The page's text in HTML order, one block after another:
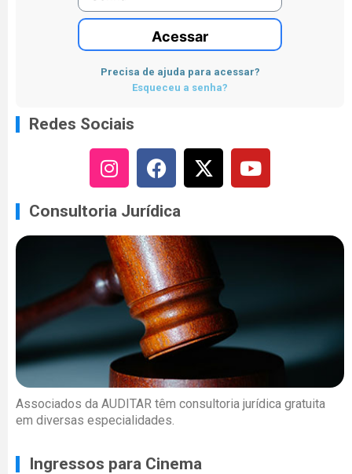
Acessar
Precisa de ajuda para acessar?
Esqueceu a senha?
Redes Sociais
Consultoria Jurídica
Associados da AUDITAR têm consultoria jurídica gratuita
em diversas especialidades.
Ingressos para Cinema